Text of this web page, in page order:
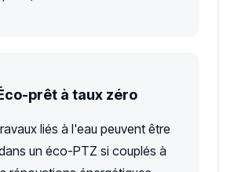
prêt à taux zéro
liés à l'eau peuvent être
un éco-PTZ si couplés à